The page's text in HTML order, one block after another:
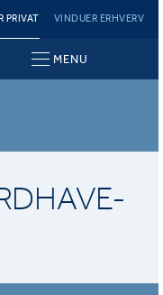
PRIVAT VINDUER ERHVERV
MENU